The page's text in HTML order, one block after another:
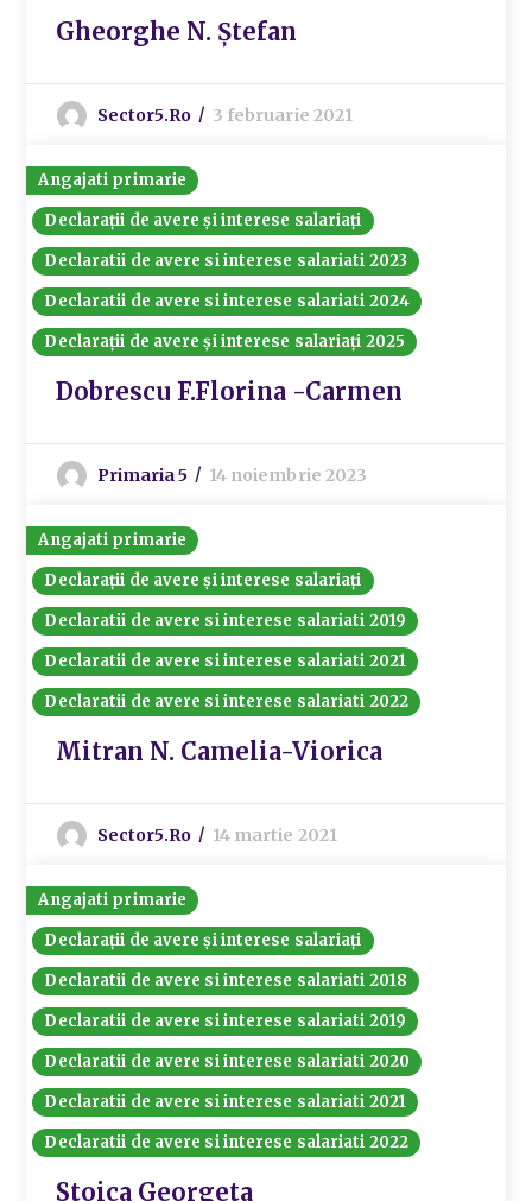
Gheorghe N. Ștefan
Sector5.ro 3 februarie 2021
Angajati primarie
Declarații de avere și interese salariați
Declaratii de avere si interese salariati 2023
Declaratii de avere si interese salariati 2024
Declarații de avere și interese salariați 2025
Dobrescu F.Florina -Carmen
Primaria 5 14 noiembrie 2023
Angajati primarie
Declarații de avere și interese salariați
Declaratii de avere si interese salariati 2019
Declaratii de avere si interese salariati 2021
Declaratii de avere si interese salariati 2022
Mitran N. Camelia-Viorica
Sector5.ro 14 martie 2021
Angajati primarie
Declarații de avere și interese salariați
Declaratii de avere si interese salariati 2018
Declaratii de avere si interese salariati 2019
Declaratii de avere si interese salariati 2020
Declaratii de avere si interese salariati 2021
Declaratii de avere si interese salariati 2022
Stoica Georgeta